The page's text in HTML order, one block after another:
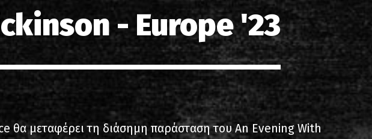
13 Νέα Φιλαδέλφεια
04 Λυκαβηττός
01 Περιστέρι
10 Άγιος Κοσμάς
Singles
Συλλογές
Live
Λίστα ηχογραφήσεων
Στίχοι
Κριτικές
Συνεντεύξεις
Αρθρογραφία
- Europe '23
θα μεταφέρει τη διάσημη παράσταση του An Evening With